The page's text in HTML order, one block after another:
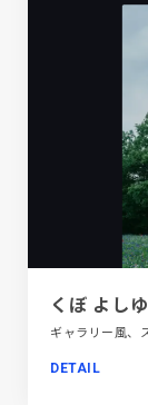
くぼ よし
DETAIL